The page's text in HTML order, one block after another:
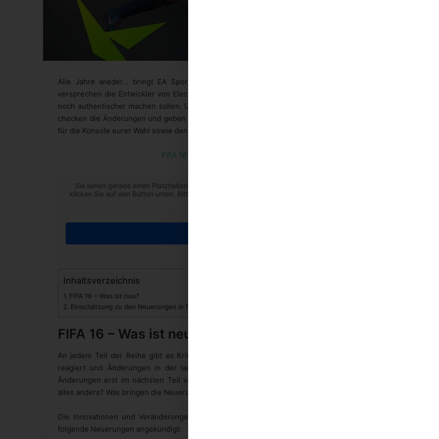
Alle Jahre wieder… bringt EA Sports einen neuen FIFA-Teil auf den Markt. Wie in jedem Jahr
versprechen die Entwickler von Electronic Arts Neuerungen über Neuerungen, die das Spielgefühl
noch authentischer machen sollen. Und sowieso wird der neueste Teil eh das beste FIFA ever. Wir
checken die Änderungen und geben unsere Einschätzung ab. FIFA 16 gibt es ab dem 24. September
für die Konsole eurer Wahl sowie den PC.
FIFA 16 für PC und Konsole vorbestellen!*
Sie sehen gerade einen Platzhalterinhalt von
klicken Sie auf den Button unten. Bitte beachten Sie, dass dabei Daten an Drittanbieter weitergegeben
Inhaltsverzeichnis
FIFA 16 – Was ist neu?
Einschätzung zu den Neuerungen in FIFA 16
FIFA 16 – Was ist neu?
An jedem Teil der Reihe gibt es Kritik. Mal lauter, mal leiser. Mal wird auf die Kritik am Gameplay
reagiert und Änderungen in der laufenden Version per Update, in manchen Fällen werden die
Änderungen erst im nächsten Teil vorgenommen. Wir stellen uns folgende Fragen: Macht FIFA 16
alles anders? Was bringen die Neuerungen?
Die Innovationen und Veränderungen haben dabei immer klangvolle Namen. Für FIFA 16 wurden
folgende Neuerungen angekündigt: